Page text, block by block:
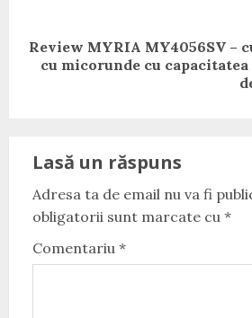
Next
Review MYRIA MY4056SV –
cu micorunde cu capacitatea
Lasă un răspuns
Adresa ta de email nu va fi
obligatorii sunt marcate cu *
Comentariu *